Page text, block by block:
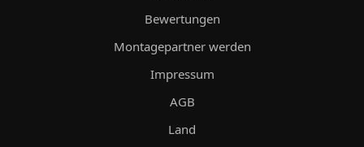
Bewertungen
Montagepartner werden
Impressum
AGB
Land